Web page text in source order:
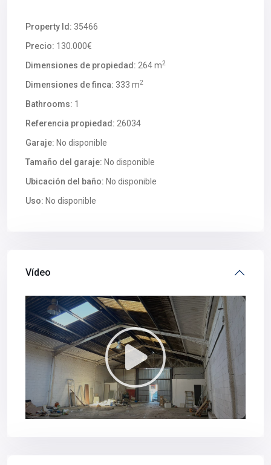
Property Id: 35466
Precio: 130.000€
Dimensiones de propiedad: 264 m2
Dimensiones de finca: 333 m2
Bathrooms: 1
Referencia propiedad: 26034
Garaje: No disponible
Tamaño del garaje: No disponible
Ubicación del baño: No disponible
Uso: No disponible
Vídeo